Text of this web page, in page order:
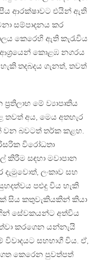
ආරක්ෂාවට එයින් ඇති
සම්පාදනය කර
කෙරෙහි ඇති කැරැවිය
කොළඹ නගරය
තදබදය ගැනත්, තවත්
මේ ව්‍යාපෘතිය
අය, මෙය අතහැර
වන බවටත් තර්ක කළහ.
විරෝධතා
කිරීම සඳහා මවාපාන
ලංකාව සහ
පළුදු විය හැකි
සිය කතුවැකියකින් කියා
සේවකයන්ට අත්විය
කරගෙන යන්නැයි
සහභාගී විය. ඒ,
කෙරෙන පුවත්පත්